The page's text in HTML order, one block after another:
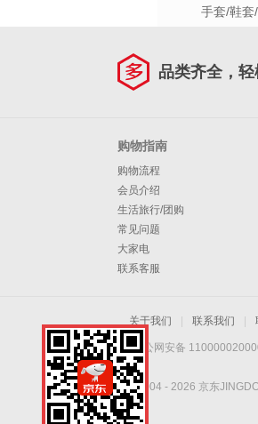
手套/鞋套
品类齐全，
购物指南
购物流程
会员介绍
生活旅行/团购
常见问题
大家电
联系客服
关于我们 联系我们
京公网安备
Copyright © 2004 - 2026 京东